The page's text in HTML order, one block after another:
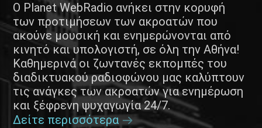
Ο Planet WebRadio ανήκει στην κορυφή
των προτιμήσεων των ακροατών που
ακούνε μουσική και ενημερώνονται από
κινητό και υπολογιστή, σε όλη την Αθήνα!
Καθημερινά οι ζωντανές εκπομπές του
διαδικτυακού ραδιοφώνου μας καλύπτουν
τις ανάγκες των ακροατών για ενημέρωση
και ξέφρενη ψυχαγωγία 24/7.
Δείτε περισσότερα